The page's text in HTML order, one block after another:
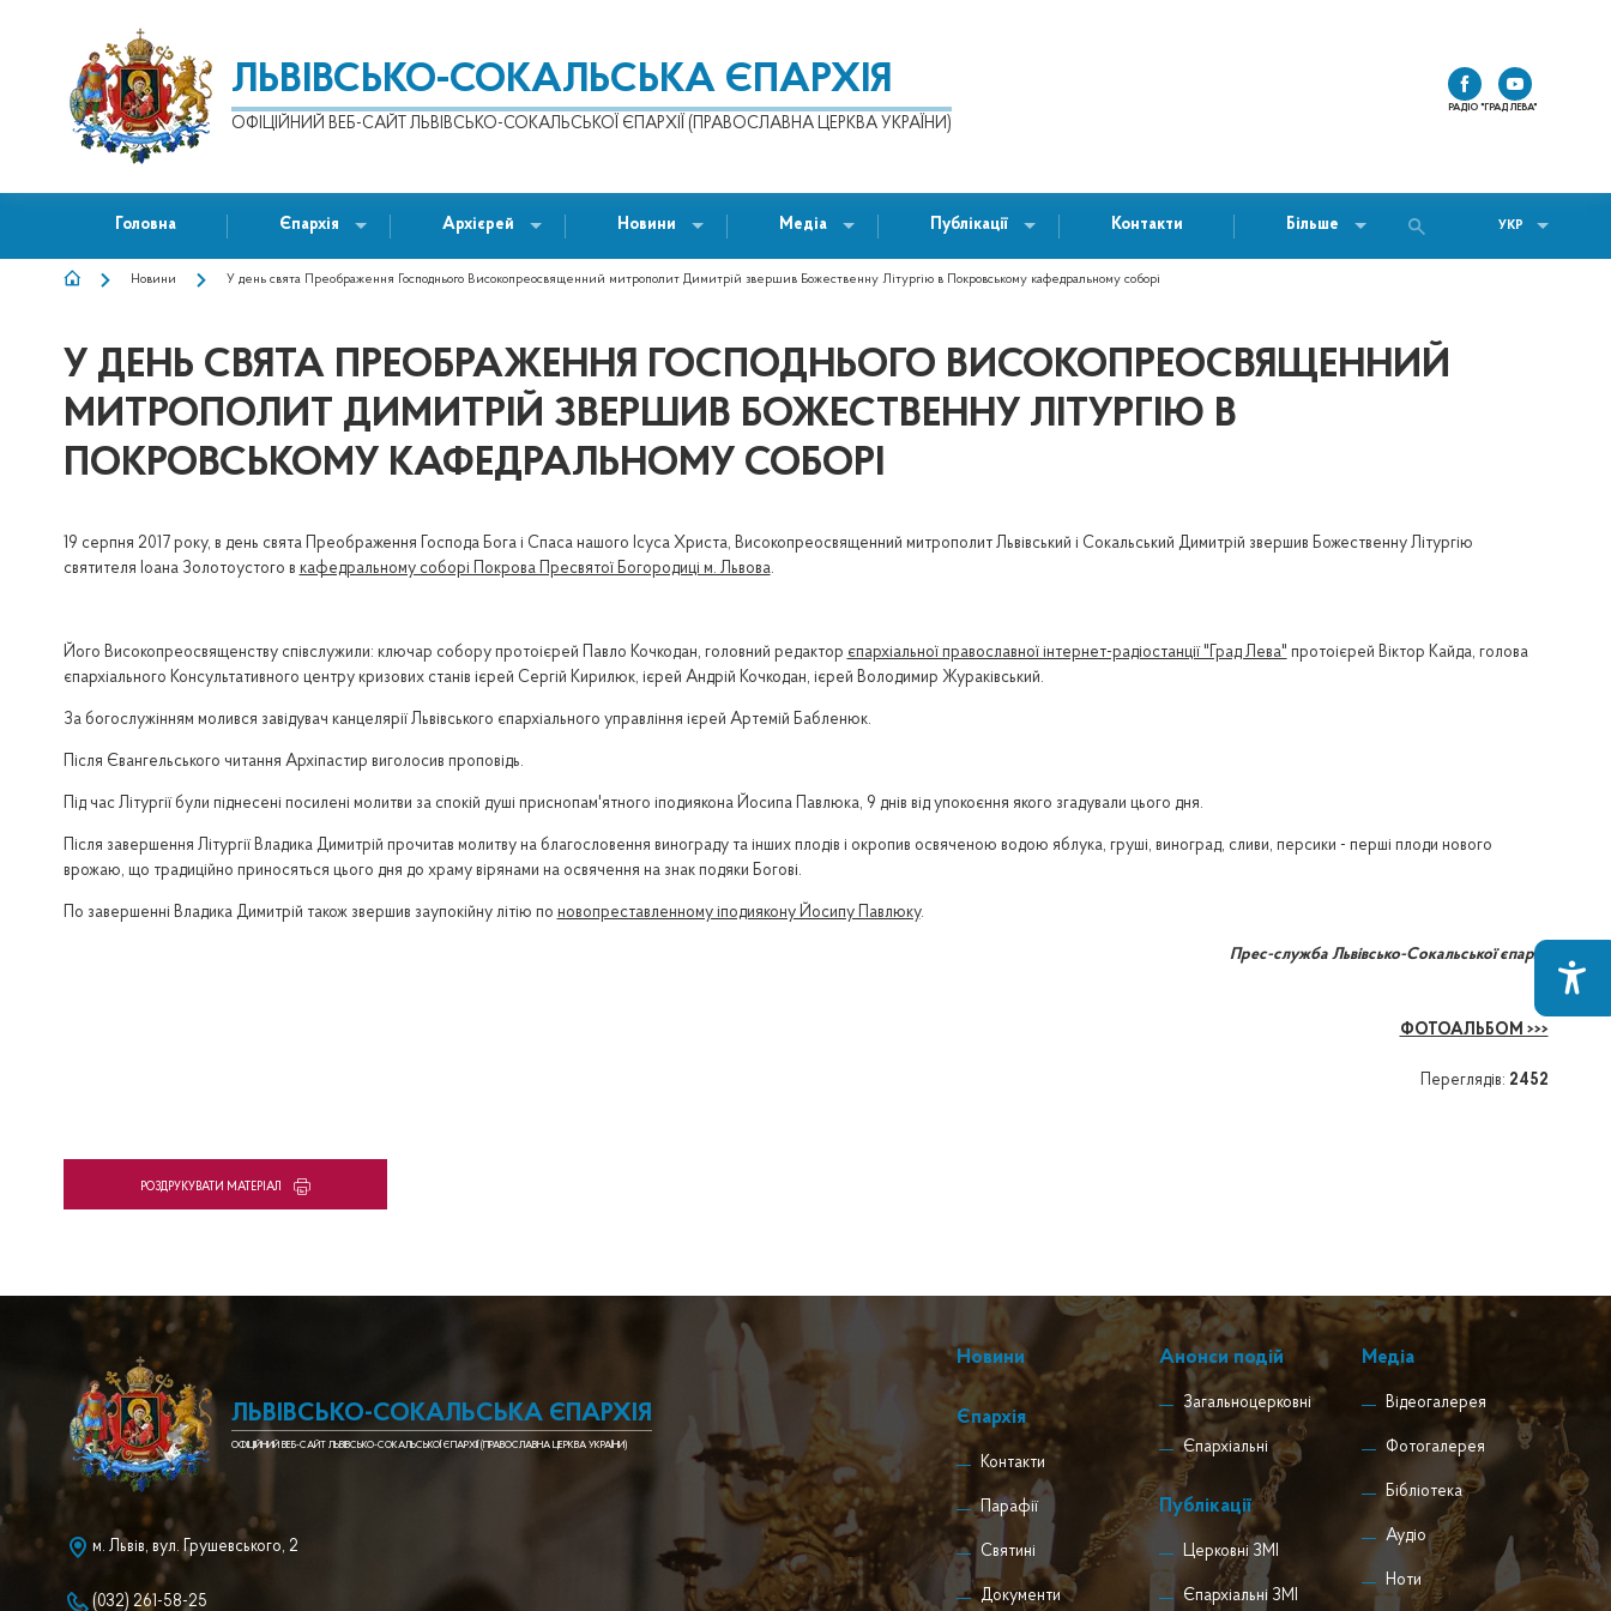
ЛЬВІВСЬКО-СОКАЛЬСЬКА ЄПАРХІЯ
ОФІЦІЙНИЙ ВЕБ-САЙТ ЛЬВІВСЬКО-СОКАЛЬСЬКОЇ ЄПАРХІЇ (ПРАВОСЛАВНА ЦЕРКВА УКРАЇНИ)
РАДІО "ГРАД ЛЕВА"
Головна Єпархія Архієрей Новини Медіа Публікації Контакти Більше УКР
РЯДОК
НАВІҐАЦІЇ
Новини У день свята Преображення Господнього Високопреосвященний митрополит Димитрій звершив Божественну Літургію в Покровському кафедральному соборі
У ДЕНЬ СВЯТА ПРЕОБРАЖЕННЯ ГОСПОДНЬОГО ВИСОКОПРЕОСВЯЩЕННИЙ
МИТРОПОЛИТ ДИМИТРІЙ ЗВЕРШИВ БОЖЕСТВЕННУ ЛІТУРГІЮ В
ПОКРОВСЬКОМУ КАФЕДРАЛЬНОМУ СОБОРІ
19 серпня 2017 року, в день свята Преображення Господа Бога і Спаса нашого Ісуса Христа, Високопреосвященний митрополит Львівський і Сокальський Димитрій звершив Божественну Літургію
святителя Іоана Золотоустого в кафедральному соборі Покрова Пресвятої Богородиці м. Львова.
Його Високопреосвященству співслужили: ключар собору протоієрей Павло Кочкодан, головний редактор єпархіальної православної інтернет-радіостанції "Град Лева" протоієрей Віктор Кайда, голова
єпархіального Консультативного центру кризових станів ієрей Сергій Кирилюк, ієрей Андрій Кочкодан, ієрей Володимир Жураківський.
За богослужінням молився завідувач канцелярії Львівського єпархіального управління ієрей Артемій Бабленюк.
Після Євангельського читання Архіпастир виголосив проповідь.
Під час Літургії були піднесені посилені молитви за спокій душі приснопам'ятного іподиякона Йосипа Павлюка, 9 днів від упокоєння якого згадували цього дня.
Після завершення Літургії Владика Димитрій прочитав молитву на благословення винограду та інших плодів і окропив освяченою водою яблука, груші, виноград, сливи, персики - перші плоди нового
врожаю, що традиційно приносяться цього дня до храму вірянами на освячення на знак подяки Богові.
По завершенні Владика Димитрій також звершив заупокійну літію по новопреставленному іподиякону Йосипу Павлюку.
Прес-служба Львівсько-Сокальської єпархії
ФОТОАЛЬБОМ >>>
Переглядів: 2452
PОЗДРУКУВАТИ МАТЕРІАЛ
ЛЬВІВСЬКО-СОКАЛЬСЬКА ЄПАРХІЯ
ОФІЦІЙНИЙ ВЕБ-САЙТ ЛЬВІВСЬКО-СОКАЛЬСЬКОЇ ЄПАРХІЇ (ПРАВОСЛАВНА ЦЕРКВА УКРАЇНИ)
м. Львів, вул. Грушевського, 2
(032) 261-58-25
Новини
Єпархія
Контакти
Парафії
Святині
Документи
Анонси подій
Загальноцерковні
Єпархіальні
Публікації
Церковні ЗМІ
Єпархіальні ЗМІ
Медіа
Відеогалерея
Фотогалерея
Бібліотека
Аудіо
Ноти